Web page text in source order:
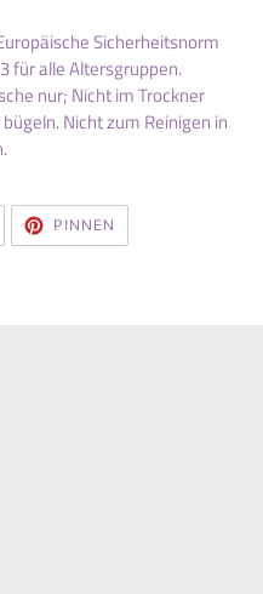
Sicherheitsnorm
für alle Altersgruppen.
nur; Nicht im Trockner
Nicht zum Reinigen in
TWITTER
PINNEN
PINNEN